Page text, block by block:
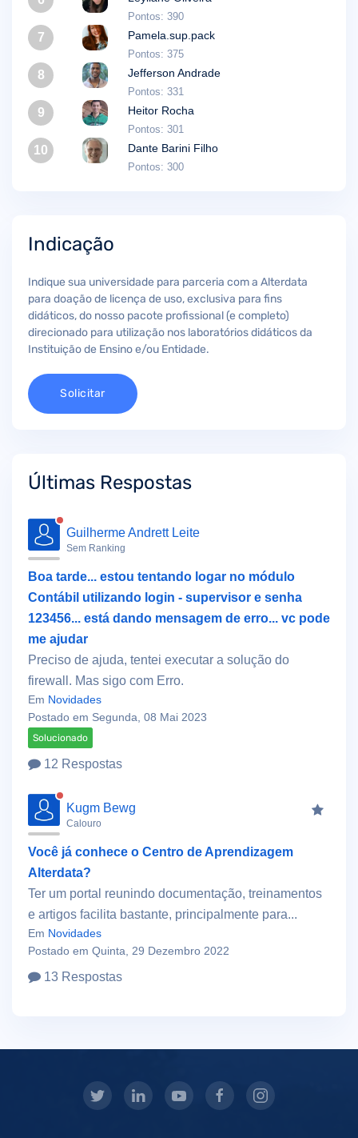
Pontos: 390
7 Pamela.sup.pack
Pontos: 375
8 Jefferson Andrade
Pontos: 331
9 Heitor Rocha
Pontos: 301
10 Dante Barini Filho
Pontos: 300
Indicação
Indique sua universidade para parceria com a Alterdata
para doação de licença de uso, exclusiva para fins
didáticos, do nosso pacote profissional (e completo)
direcionado para utilização nos laboratórios didáticos da
Instituição de Ensino e/ou Entidade.
Solicitar
Últimas Respostas
Guilherme Andrett Leite
Sem Ranking
Boa tarde... estou tentando logar no módulo
Contábil utilizando login - supervisor e senha
123456... está dando mensagem de erro... vc pode
me ajudar
Preciso de ajuda, tentei executar a solução do
firewall. Mas sigo com Erro.
Em Novidades
Postado em Segunda, 08 Mai 2023
Solucionado
12 Respostas
Kugm Bewg
Calouro
Você já conhece o Centro de Aprendizagem
Alterdata?
Ter um portal reunindo documentação, treinamentos
e artigos facilita bastante, principalmente para...
Em Novidades
Postado em Quinta, 29 Dezembro 2022
13 Respostas